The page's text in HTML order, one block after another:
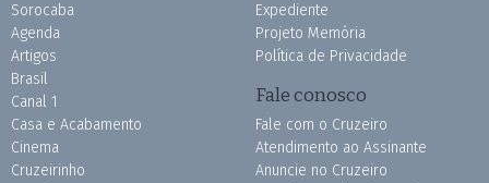
Sorocaba
Agenda
Artigos
Brasil
Canal 1
Casa e Acabamento
Cinema
Cruzeirinho
Expediente
Projeto Memória
Política de Privacidade
Fale conosco
Fale com o Cruzeiro
Atendimento ao Assinante
Anuncie no Cruzeiro